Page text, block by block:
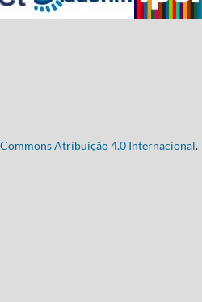
Atribuição 4.0 Internacional.